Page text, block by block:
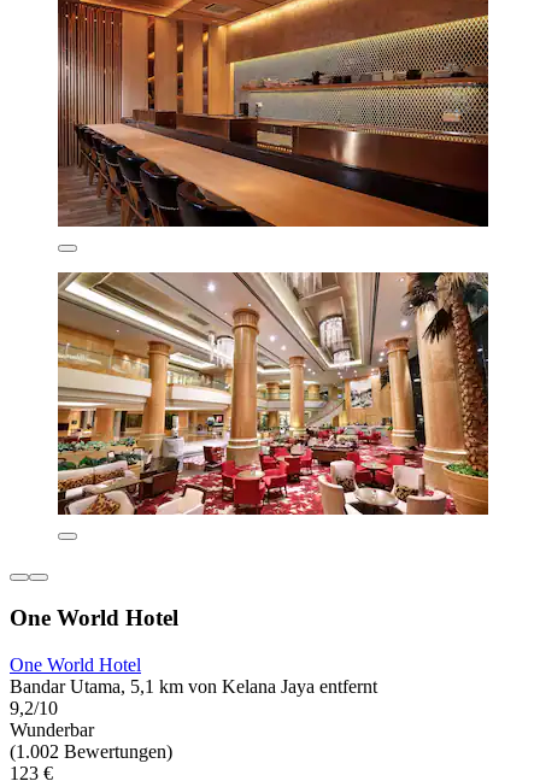
One World Hotel
One World Hotel
Bandar Utama, 5,1 km von Kelana Jaya entfernt
9,2/10
Wunderbar
(1.002 Bewertungen)
123 €